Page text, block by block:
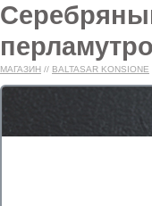
МАГАЗИН // BALTASAR KONSIONE